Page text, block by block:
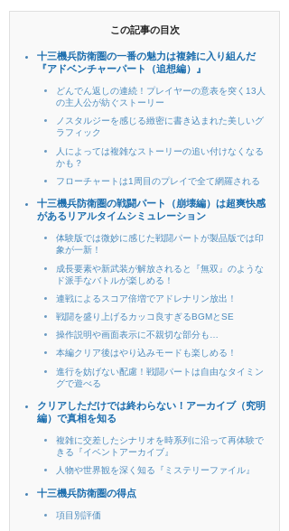
この記事の目次
十三機兵防衛圏の一番の魅力は複雑に入り組んだ
『アドベンチャーパート（追想編）』
どんでん返しの連続！プレイヤーの意表を突く13人
の主人公が紡ぐストーリー
ノスタルジーを感じる緻密に書き込まれた美しいグ
ラフィック
人によっては複雑なストーリーの追い付けなくなる
かも？
フローチャートは1周目のプレイで全て網羅される
十三機兵防衛圏の戦闘パート（崩壊編）は超爽快感
があるリアルタイムシミュレーション
体験版では微妙に感じた戦闘パートが製品版では印
象が一新！
成長要素や新武装が解放されると『無双』のような
ド派手なバトルが楽しめる！
連戦によるスコア倍増でアドレナリン放出！
戦闘を盛り上げるカッコ良すぎるBGMとSE
操作説明や画面表示に不親切な部分も…
本編クリア後はやり込みモードも楽しめる！
進行を妨げない配慮！戦闘パートは自由なタイミン
グで遊べる
クリアしただけでは終わらない！アーカイブ（究明
編）で真相を知る
複雑に交差したシナリオを時系列に沿って再体験で
きる『イベントアーカイブ』
人物や世界観を深く知る『ミステリーファイル』
十三機兵防衛圏の得点
項目別評価